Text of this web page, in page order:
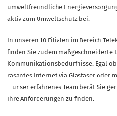
umweltfreundliche
aktiv zum Umweltschutz bei.
In unseren 10 Filialen im Bereich
finden Sie zudem maßgeschneiderte
Kommunikationsbedürfnisse. Egal
rasantes Internet via Glasfaser oder
– unser erfahrenes Team berät Sie
Ihre Anforderungen zu finden.